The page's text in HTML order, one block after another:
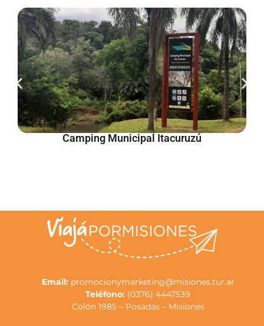
Camping Municipal Itacuruzú
Email:promocionymarketing@misiones.tur.ar
Teléfono: (0376) 4447539
Colón 1985 – Posadas – Misiones